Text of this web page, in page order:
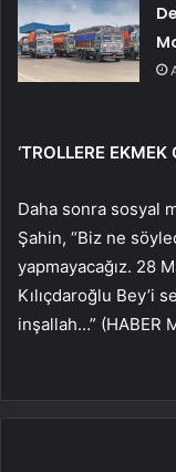
‘TROLLERE EKMEK
Daha sonra sosyal
Şahin, “Biz ne
yapmayacağız. 28
Kılıçdaroğlu Bey’i
inşallah…” (HABER